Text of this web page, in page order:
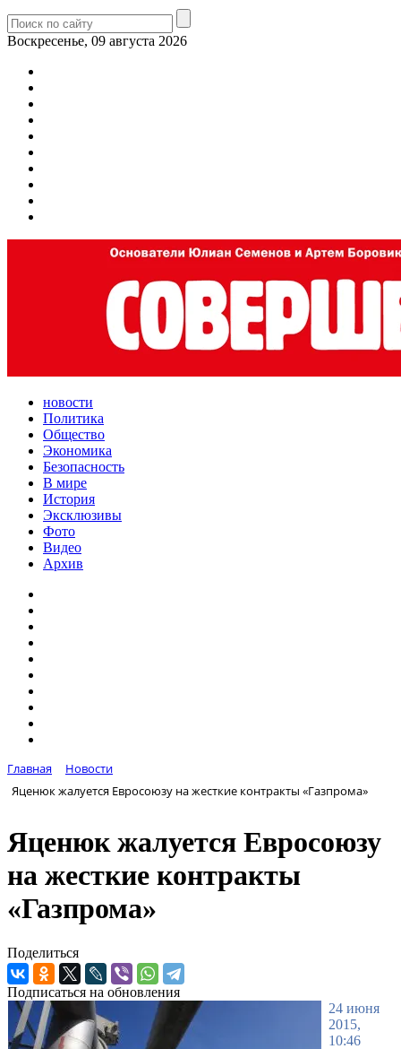
Воскресенье, 09 августа 2026
новости
Политика
Общество
Экономика
Безопасность
В мире
История
Эксклюзивы
Фото
Видео
Архив
Главная
Новости
Яценюк жалуется Евросоюзу на жесткие контракты «Газпрома»
Яценюк жалуется Евросоюзу
на жесткие контракты
«Газпрома»
Поделиться
Подписаться на обновления
24 июня
2015,
10:46